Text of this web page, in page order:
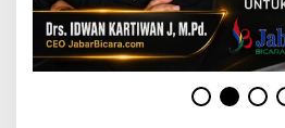
r
i
u